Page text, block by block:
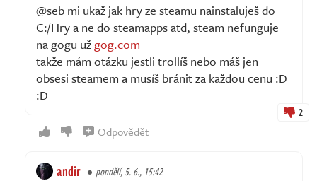
@seb mi ukaž jak hry ze steamu nainstaluješ do
C:/Hry a ne do steamapps atd, steam nefunguje
na gogu užgog.com
takže mám otázku jestli trollíš nebo máš jen
obsesi steamem a musíš bránit za každou cenu :D
:D
2
Odpovědět
andir pondělí, 5. 6., 15:42